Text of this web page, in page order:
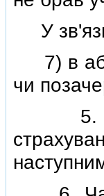
У
7) в
чи
5.